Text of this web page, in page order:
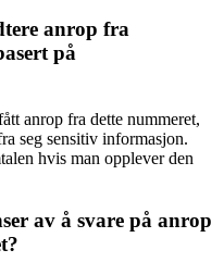
anrop fra
på
anrop fra dette nummeret,
seg sensitiv informasjon.
hvis man opplever den
av å svare på anrop